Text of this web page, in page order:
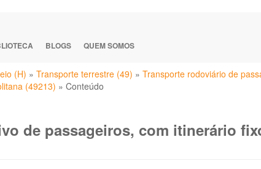
BLOGS QUEM SOMOS
(H) » Transporte terrestre (49) » Transporte rodoviário de
(49213) » Conteúdo
de passageiros, com itinerário